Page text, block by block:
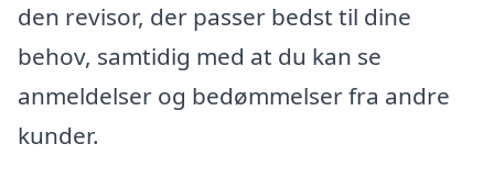
den revisor, der passer bedst til dine
behov, samtidig med at du kan se
anmeldelser og bedømmelser fra andre
kunder.